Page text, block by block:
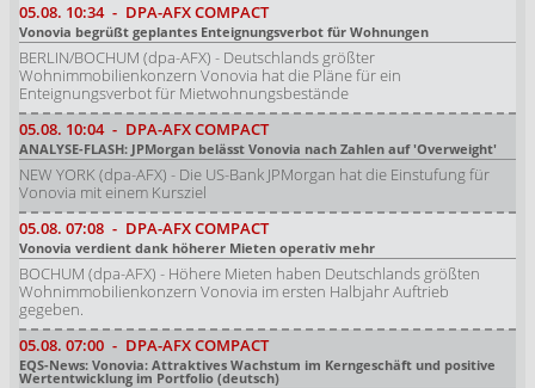
05.08. 10:34 - DPA-AFX COMPACT
Vonovia begrüßt geplantes Enteignungsverbot für Wohnungen
BERLIN/BOCHUM (dpa-AFX) - Deutschlands größter
Wohnimmobilienkonzern Vonovia hat die Pläne für ein
Enteignungsverbot für Mietwohnungsbestände
05.08. 10:04 - DPA-AFX COMPACT
ANALYSE-FLASH: JPMorgan belässt Vonovia nach Zahlen auf 'Overweight'
NEW YORK (dpa-AFX) - Die US-Bank JPMorgan hat die Einstufung für
Vonovia mit einem Kursziel
05.08. 07:08 - DPA-AFX COMPACT
Vonovia verdient dank höherer Mieten operativ mehr
BOCHUM (dpa-AFX) - Höhere Mieten haben Deutschlands größten
Wohnimmobilienkonzern Vonovia im ersten Halbjahr Auftrieb
gegeben.
05.08. 07:00 - DPA-AFX COMPACT
EQS-News: Vonovia: Attraktives Wachstum im Kerngeschäft und positive
Wertentwicklung im Portfolio (deutsch)